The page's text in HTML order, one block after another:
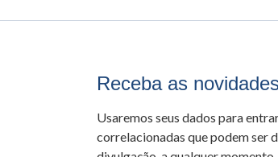
Receba as
Usaremos seus dados para
correlacionadas que podem ser